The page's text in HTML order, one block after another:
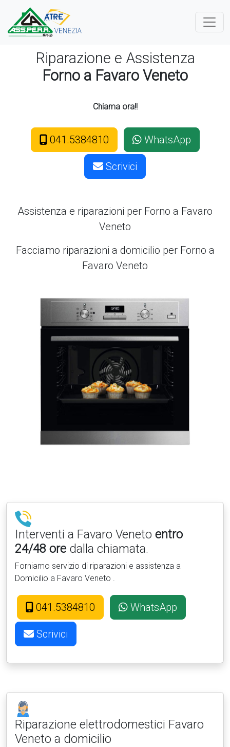
Riparazione e Assistenza
Forno a Favaro Veneto
Chiama ora!!
041.5384810 WhatsApp
Scrivici
Assistenza e riparazioni per Forno a Favaro
Veneto
Facciamo riparazioni a domicilio per Forno a
Favaro Veneto
Interventi a Favaro Veneto entro
24/48 ore dalla chiamata.
Forniamo servizio di riparazioni e assistenza a
Domicilio a Favaro Veneto .
041.5384810 WhatsApp
Scrivici
Riparazione elettrodomestici Favaro
Veneto a domicilio